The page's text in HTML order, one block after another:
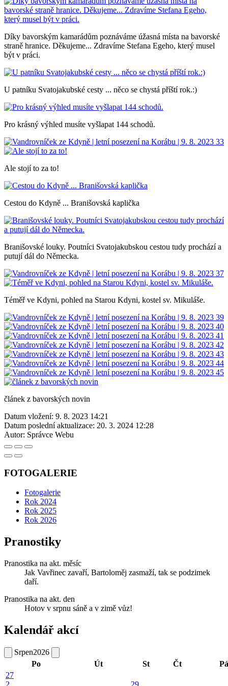
Díky bavorským kamarádům poznáváme úžasná místa na bavorské
straně hranice. Děkujeme... Zdravíme Stefana Egeho, který musel
být v práci.
U patníku Svatojakubské cesty ... něco se chystá příští rok.:)
Pro krásný výhled musíte vyšlapat 144 schodů.
Ale stojí to za to!
Cestou do Kdyně ... Branišovská kaplička
Branišovské louky. Poutníci Svatojakubskou cestou tudy prochází a
putují dál do Německa.
Téměř ve Kdyni, pohled na Starou Kdyni, kostel sv. Mikuláše.
článek z bavorských novin
Datum vložení: 9. 8. 2023 14:21
Datum poslední aktualizace: 20. 3. 2024 12:28
Autor: Správce Webu
FOTOGALERIE
Fotogalerie
Rok 2024
Rok 2025
Rok 2026
Pranostiky
Pranostika na akt. měsíc
Jak Vavřinec zavaří, Bartoloměj zasmaží, tak se podzimek
daří.
Pranostika na akt. den
Hotov v srpnu sáně a v zimě vůz!
Kalendář akcí
Srpen2026
Po
Út St Čt
Pá
27
2
29